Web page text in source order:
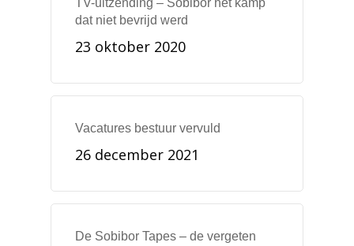
TV-uitzending – Sobibor het kamp
dat niet bevrijd werd
23 oktober 2020
Vacatures bestuur vervuld
26 december 2021
De Sobibor Tapes – de vergeten